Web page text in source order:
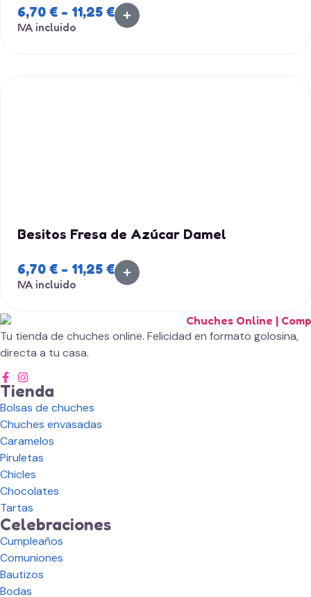
6,70 € - 11,25 €
IVA incluido
Besitos Fresa de Azúcar Damel
6,70 € - 11,25 €
IVA incluido
Tu tienda de chuches online. Felicidad en formato golosina,
directa a tu casa.
Tienda
Bolsas de chuches
Chuches envasadas
Caramelos
Piruletas
Chicles
Chocolates
Tartas
Celebraciones
Cumpleaños
Comuniones
Bautizos
Bodas